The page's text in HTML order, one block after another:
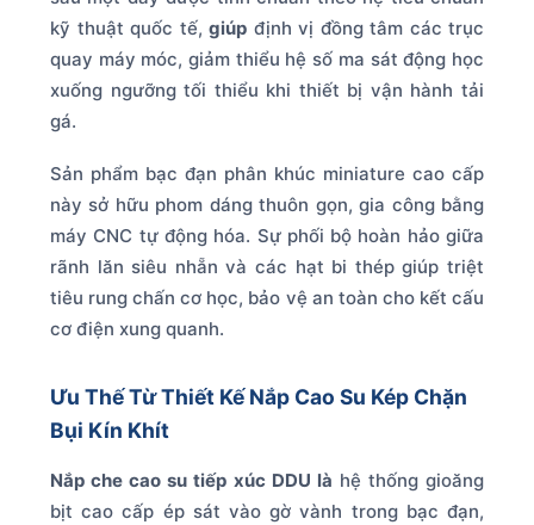
kỹ thuật quốc tế, giúp định vị đồng tâm các trục
quay máy móc, giảm thiểu hệ số ma sát động học
xuống ngưỡng tối thiểu khi thiết bị vận hành tải
gá.
Sản phẩm bạc đạn phân khúc miniature cao cấp
này sở hữu phom dáng thuôn gọn, gia công bằng
máy CNC tự động hóa. Sự phối bộ hoàn hảo giữa
rãnh lăn siêu nhẵn và các hạt bi thép giúp triệt
tiêu rung chấn cơ học, bảo vệ an toàn cho kết cấu
cơ điện xung quanh.
Ưu Thế Từ Thiết Kế Nắp Cao Su Kép Chặn
Bụi Kín Khít
Nắp che cao su tiếp xúc DDU là hệ thống gioăng
bịt cao cấp ép sát vào gờ vành trong bạc đạn,